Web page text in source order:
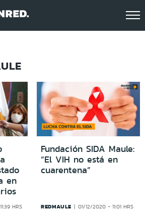
al contenido
en
HRS
Fundación SIDA Maule:
“El VIH no está en
cuarentena”
REDMAULE 01/12/2020 - 11:01 HRS